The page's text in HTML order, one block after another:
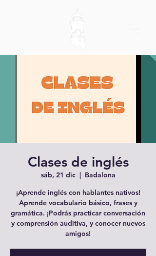
Clases de inglés
sáb, 21 dic
  |
Badalona
¡Aprende inglés con hablantes nativos!
Aprende vocabulario básico, frases y
gramática. ¡Podrás practicar conversación
y comprensión auditiva, y conocer nuevos
amigos!